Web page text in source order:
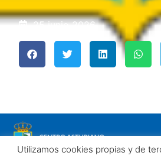
25 junio 2026
Utilizamos cookies propias y de